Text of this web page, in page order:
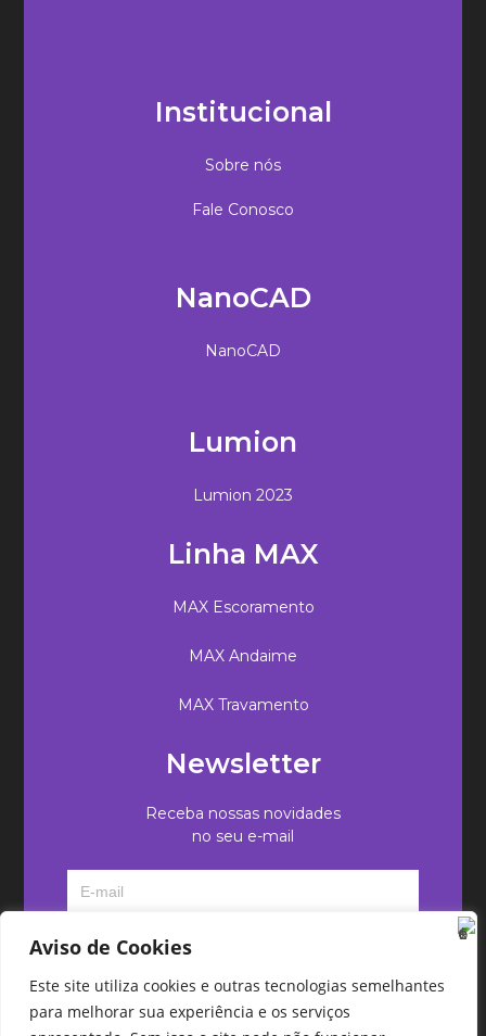
Aviso de Cookies
Este site utiliza cookies e outras tecnologias semelhantes
para melhorar sua experiência e os serviços
Institucional
Sobre nós
Fale Conosco
NanoCAD
NanoCAD
Lumion
Lumion 2023
Linha MAX
MAX Escoramento
MAX Andaime
MAX Travamento
Newsletter
Receba nossas novidades
no seu e-mail